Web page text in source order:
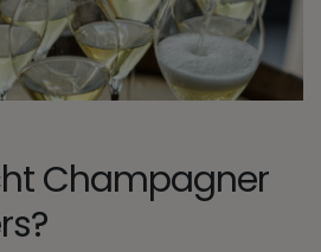
Champagner